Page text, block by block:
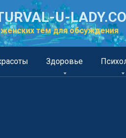
U-
тем для обсуждения
Здоровье